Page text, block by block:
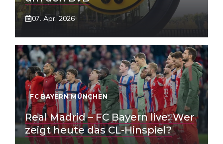
07. Apr. 2026
FC BAYERN MÜNCHEN
Real Madrid – FC Bayern live: Wer
zeigt heute das CL-Hinspiel?